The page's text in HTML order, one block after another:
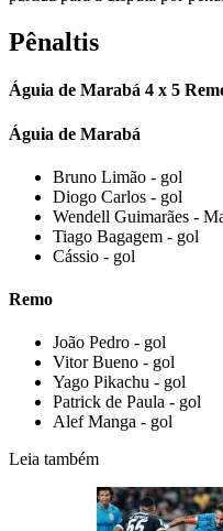
Pênaltis
Águia de Marabá 4 x 5
Águia de Marabá
Bruno Limão - gol
Diogo Carlos - gol
Wendell Guimarães -
Tiago Bagagem - gol
Cássio - gol
Remo
João Pedro - gol
Vitor Bueno - gol
Yago Pikachu - gol
Patrick de Paula - gol
Alef Manga - gol
Leia também